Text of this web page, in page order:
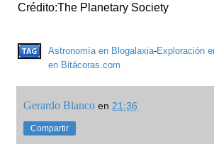
Crédito:The Planetary Society
Astronomía en Blogalaxia-Exploración
en Bitácoras.com
Gerardo Blanco en 21:36
Compartir